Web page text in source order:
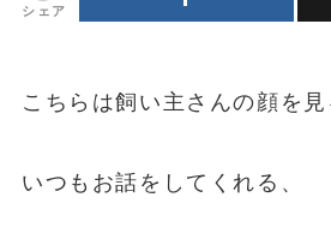
シェア
こちらは飼い主さんの顔を見
いつもお話をしてくれる、